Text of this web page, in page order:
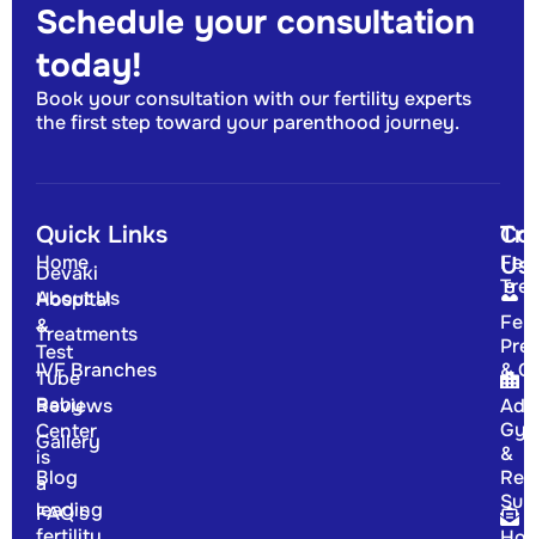
Schedule your consultation
today!
Book your consultation with our fertility experts
the first step toward your parenthood journey.
Devaki
Hospital
&
Test
Tube
Baby
Center
is
a
leading
Quick Links
Home
About Us
Treatments
IVF Branches
Reviews
Gallery
Blog
FAQ's
&
&
Us